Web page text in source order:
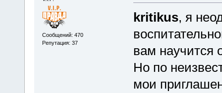
Сообщений: 470
Репутация: 37
kritikus, я
вам научится
Но по
мои